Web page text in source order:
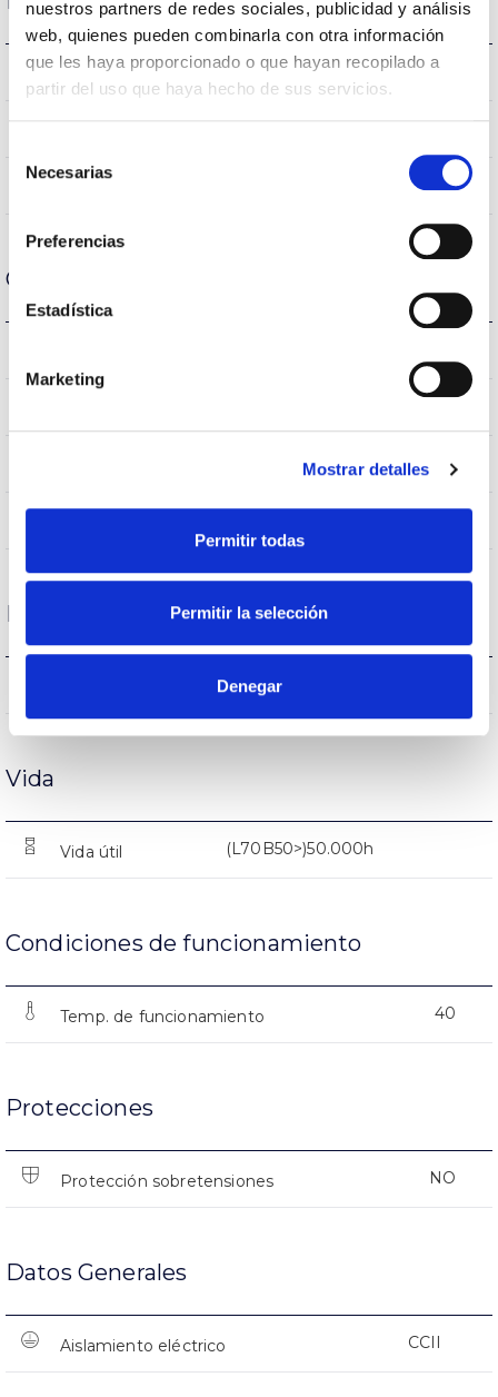
nuestros partners de redes sociales, publicidad y análisis
web, quienes pueden combinarla con otra información
que les haya proporcionado o que hayan recopilado a
partir del uso que haya hecho de sus servicios.
Necesarias
Preferencias
Estadística
Marketing
Mostrar detalles
Permitir todas
Permitir la selección
Denegar
Temperatura de color 4000K
100
Carcasa y Acabado
BLANCO
Rendimiento
Vida
Vida útil (L70B50>)50.000h
Condiciones de funcionamiento
Temp. de funcionamiento 40
Protecciones
Protección sobretensiones NO
Datos Generales
Aislamiento eléctrico CCII